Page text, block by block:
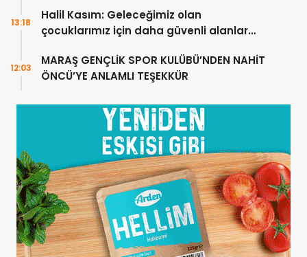
Halil Kasım: Geleceğimiz olan
çocuklarımız için daha güvenli alanlar
13:18
MARAŞ GENÇLİK SPOR KULÜBÜ’NDEN NAHİT
ÖNCÜ’YE ANLAMLI TEŞEKKÜR
12:03